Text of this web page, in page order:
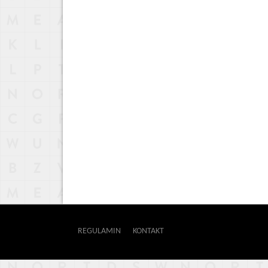
REGULAMIN KONTAKT